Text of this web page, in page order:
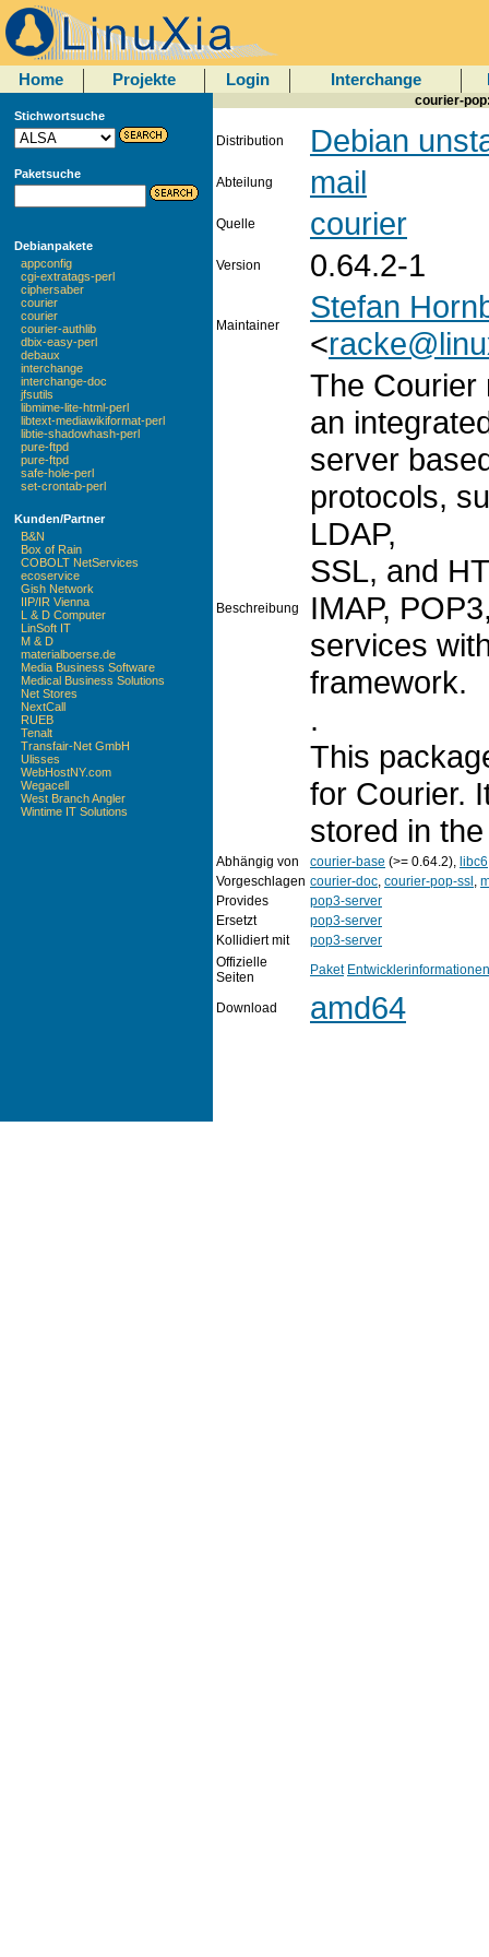
Home Projekte Login Interchange
Stichwortsuche
Paketsuche
Debianpakete
appconfig
cgi-extratags-perl
ciphersaber
courier
courier
courier-authlib
dbix-easy-perl
debaux
interchange
interchange-doc
jfsutils
libmime-lite-html-perl
libtext-mediawikiformat-perl
libtie-shadowhash-perl
pure-ftpd
pure-ftpd
safe-hole-perl
set-crontab-perl
Kunden/Partner
B&N
Box of Rain
COBOLT NetServices
ecoservice
Gish Network
IIP/IR Vienna
L & D Computer
LinSoft IT
M & D
materialboerse.de
Media Business Software
Medical Business Solutions
Net Stores
NextCall
RUEB
Tenalt
Transfair-Net GmbH
Ulisses
WebHostNY.com
Wegacell
West Branch Angler
Wintime IT Solutions
courier-
Distribution Debian
Abteilung mail
Quelle courier
Version 0.64.2-1
Maintainer
Stefan
<
Beschreibung
The Courier
an
server
protocols,
LDAP,
SSL, and
IMAP,
services
framework.
.
This
for Courier.
stored in
Abhängig von courier-base (>= 0.64.2), libc6
Vorgeschlagen courier-doc, courier-pop-ssl ,
Provides
pop3-server
Ersetzt
pop3-server
Kollidiert mit
pop3-server
Offizielle
Seiten
Paket Entwicklerinformationen
Download amd64